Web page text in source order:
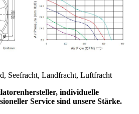
Seefracht, Landfracht, Luftfracht
individuelle
Service sind unsere Stärke.